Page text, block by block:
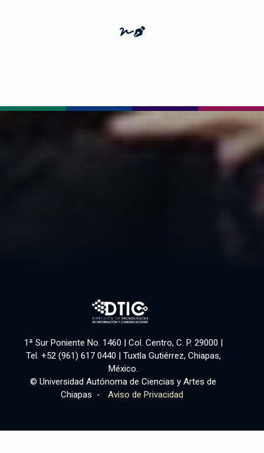
1ª Sur Poniente No. 1460 | Col. Centro, C. P. 29000 |
Tel. +52 (961) 617 0440 | Tuxtla Gutiérrez, Chiapas,
México.
© Universidad Autónoma de Ciencias y Artes de
Chiapas -
Aviso de Privacidad